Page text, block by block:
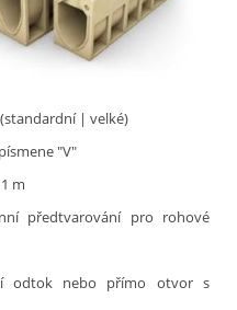
| velké)
"V"
m
předtvarování pro rohové
odtok nebo přímo otvor s